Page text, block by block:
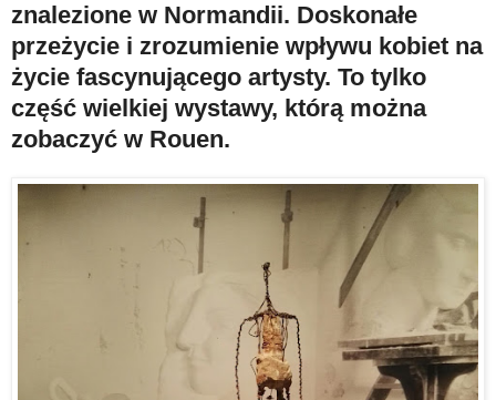
znalezione w Normandii. Doskonałe
przeżycie i zrozumienie wpływu kobiet na
życie fascynującego artysty. To tylko
część wielkiej wystawy, którą można
zobaczyć w Rouen.